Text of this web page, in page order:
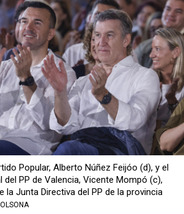
Popular, Alberto Núñez Feijóo (d), y el
del PP de Valencia, Vicente Mompó (c),
la Junta Directiva del PP de la provincia